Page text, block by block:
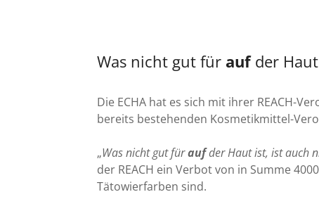
Was nicht gut für aufder
Die ECHA hat es sich mit ihrer REACH-
bereits bestehenden Kosmetikmittel-
„Was nicht gut füraufder Haut ist, ist auch
der REACH ein Verbot von in Summe
Tätowierfarben sind.